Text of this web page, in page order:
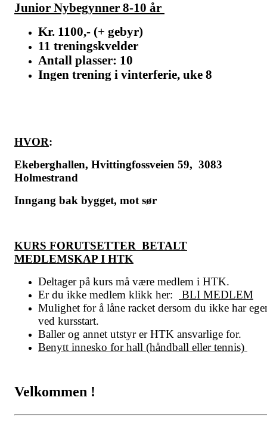
Junior Nybegynner 8-10 år
Kr. 1100,- (+ gebyr)
11 treningskvelder
Antall plasser: 10
Ingen trening i vinterferie, uke 8
HVOR:
Ekeberghallen, Hvittingfossveien 59, 3083
Holmestrand
Inngang bak bygget, mot sør
KURS FORUTSETTER BETALT
MEDLEMSKAP I HTK
Deltager på kurs må være medlem i HTK.
Er du ikke medlem klikk her:
BLI MEDLEM
Mulighet for å låne racket dersom du ikke har
ved kursstart.
Baller og annet utstyr er HTK ansvarlige for.
Benytt innesko for hall (håndball eller tennis)
Velkommen !